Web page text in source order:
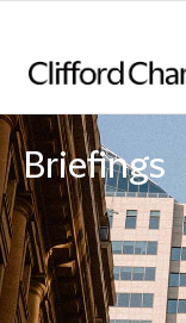
Briefings